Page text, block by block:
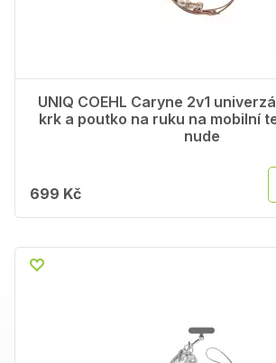
UNIQ COEHL Caryne 2v1
krk a poutko na ruku na mobilní
nude
699 Kč